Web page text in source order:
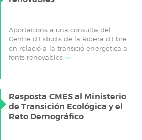
Aportacions a una consulta del
Centre d’Estudis de la Ribera d’Ebre
en relació a la transició energètica a
fonts renovables ›››
Resposta CMES al Ministerio
de Transición Ecológica y el
Reto Demográfico